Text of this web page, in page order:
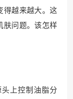
得越来越大。这
肤问题。该怎样
上控制油脂分